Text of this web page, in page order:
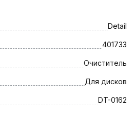
Detail
401733
Очиститель
Для дисков
DT-0162